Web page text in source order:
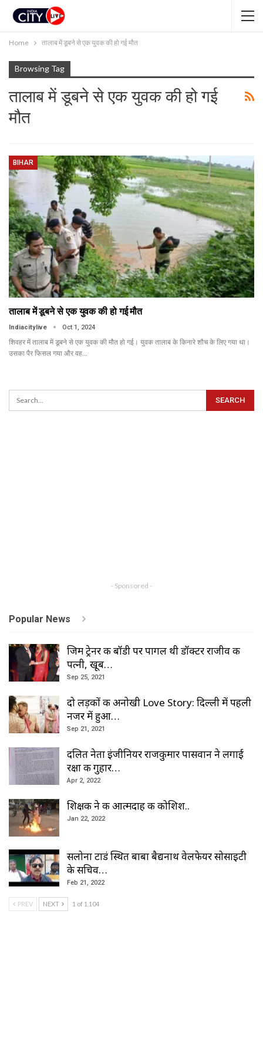
Home तालाब में डूबने से एक युवक की हो गई मौत
Browsing Tag
तालाब में डूबने से एक युवक की हो गई
मौत
BIHAR
तालाब में डूबने से एक युवक की हो गई मौत
Indiacitylive Oct 1, 2024
शिवहर में तालाब में डूबने से एक युवक की मौत हो गई। युवक तालाब के किनारे शौच के लिए गया था।
उसका पैर फिसल गया और वह…
- Sponsored -
Popular News
जिम ट्रेनर की बॉडी पर पागल थी डॉक्टर राजीव की
पत्नी, खूब…
Sep 25, 2021
दो लड़कों की अनोखी Love Story: दिल्ली में पहली
नजर में हुआ…
Sep 21, 2021
दलित नेता इंजीनियर राजकुमार पासवान ने लगाई
रक्षा की गुहार…
Apr 2, 2022
शिक्षक ने की आत्मदाह की कोशिश..
Jan 22, 2022
सलोना टाडं स्थित बाबा बैद्यनाथ वेलफेयर सोसाइटी
के सचिव…
Feb 21, 2022
PREV NEXT 1 of 1,104